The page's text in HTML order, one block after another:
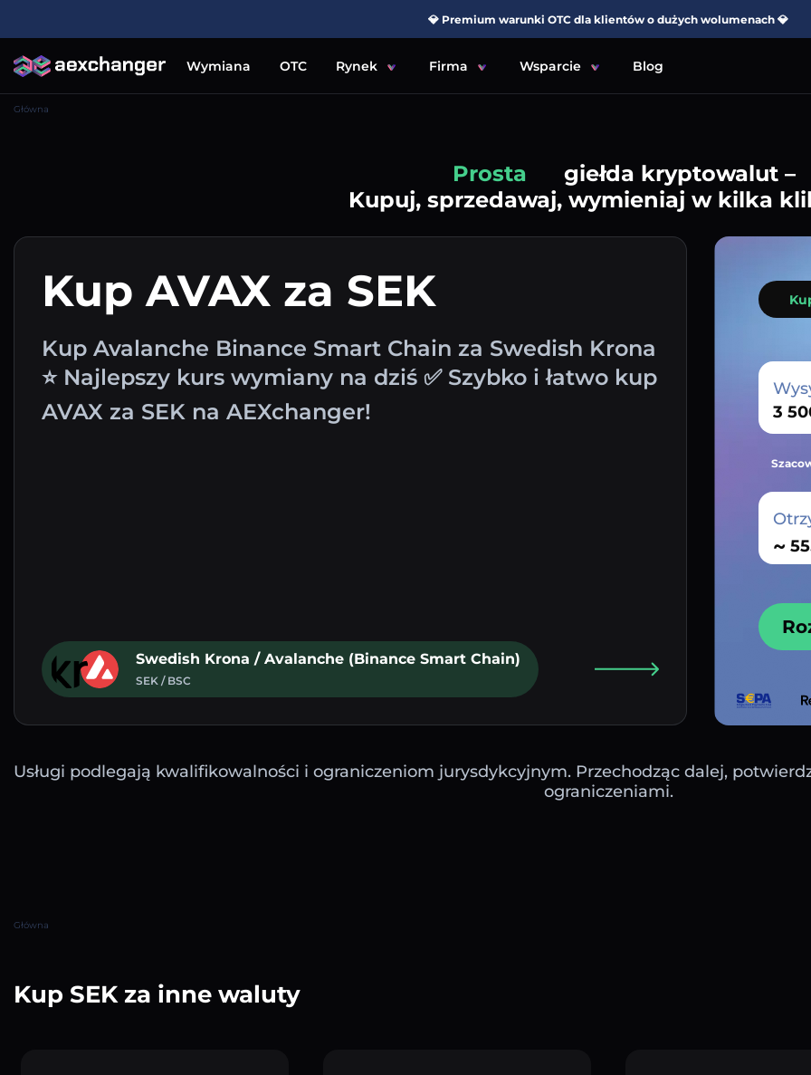
💎 Premium warunki OTC dla klientów o dużych wolumenach 💎
Wymiana OTC Rynek Firma Wsparcie Blog
Główna
Prosta
giełda kryptowalut –
Kupuj, sprzedawaj, wymieniaj w kilka
Kup AVAX za SEK
Kup Avalanche Binance Smart Chain za Swedish Krona
⭐ Najlepszy kurs wymiany na dziś ✅ Szybko i łatwo kup
AVAX za SEK na AEXchanger!
Swedish Krona / Avalanche (Binance Smart Chain)
SEK / BSC
~
Usługi podlegają kwalifikowalności i ograniczeniom jurysdykcyjnym. Przechodząc dalej,
ograniczeniami.
Główna
Kup SEK za inne waluty